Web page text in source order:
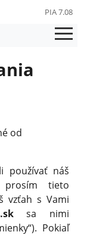
PIA 7.08
od
používať náš
prosím tieto
vzťah s Vami
sa nimi
Pokiaľ